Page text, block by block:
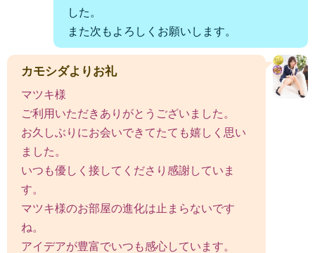
した。
また次もよろしくお願いします。
カモシダよりお礼
マツキ様
ご利用いただきありがとうございました。
お久しぶりにお会いできてたても嬉しく思い
ました。
いつも優しく接してくださり感謝していま
す。
マツキ様のお部屋の進化は止まらないです
ね。
アイデアが豊富でいつも感心しています。